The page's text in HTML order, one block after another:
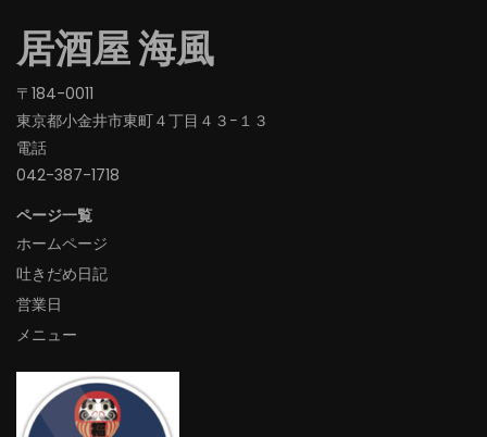
居酒屋 海風
〒184-0011
東京都小金井市東町４丁目４３−１３
電話
042-387-1718‬
ページ一覧
ホームページ
吐きだめ日記
営業日
メニュー